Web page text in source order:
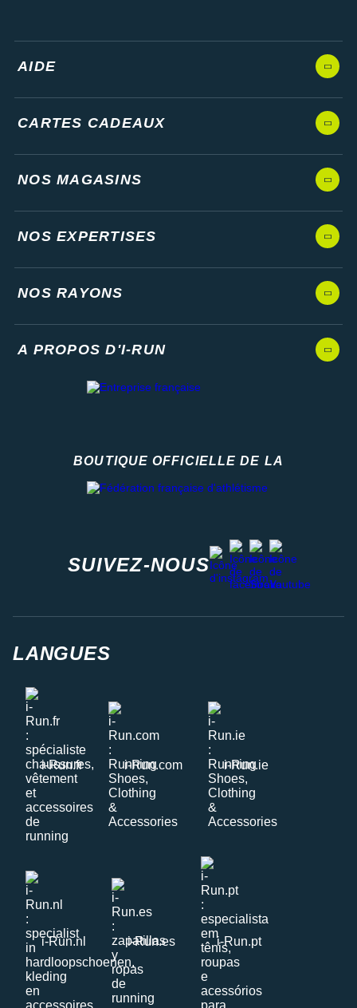
AIDE
CARTES CADEAUX
NOS MAGASINS
NOS EXPERTISES
NOS RAYONS
A PROPOS D'I-RUN
BOUTIQUE OFFICIELLE DE LA
SUIVEZ-NOUS
instagram
facebook
stravayoutube
LANGUES
i-Run.fr i-Run.com i-Run.ie
i-Run.nl i-Run.es i-Run.pt